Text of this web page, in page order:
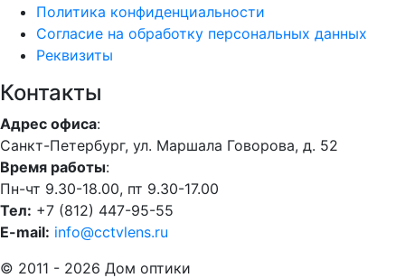
Политика конфиденциальности
Согласие на обработку персональных данных
Реквизиты
Контакты
Адрес офиса:
Санкт-Петербург, ул. Маршала Говорова, д. 52
Время работы:
Пн-чт 9.30-18.00, пт 9.30-17.00
Тел: +7 (812) 447-95-55
E-mail: info@cctvlens.ru
© 2011 - 2026 Дом оптики